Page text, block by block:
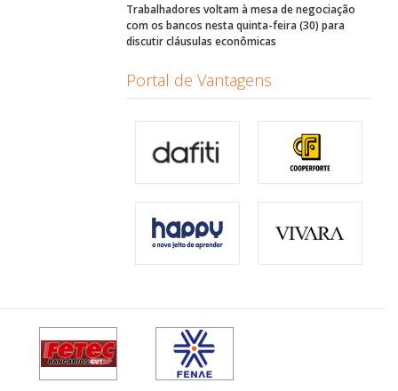
Trabalhadores voltam à mesa de negociação
com os bancos nesta quinta-feira (30) para
discutir cláusulas econômicas
Portal de Vantagens